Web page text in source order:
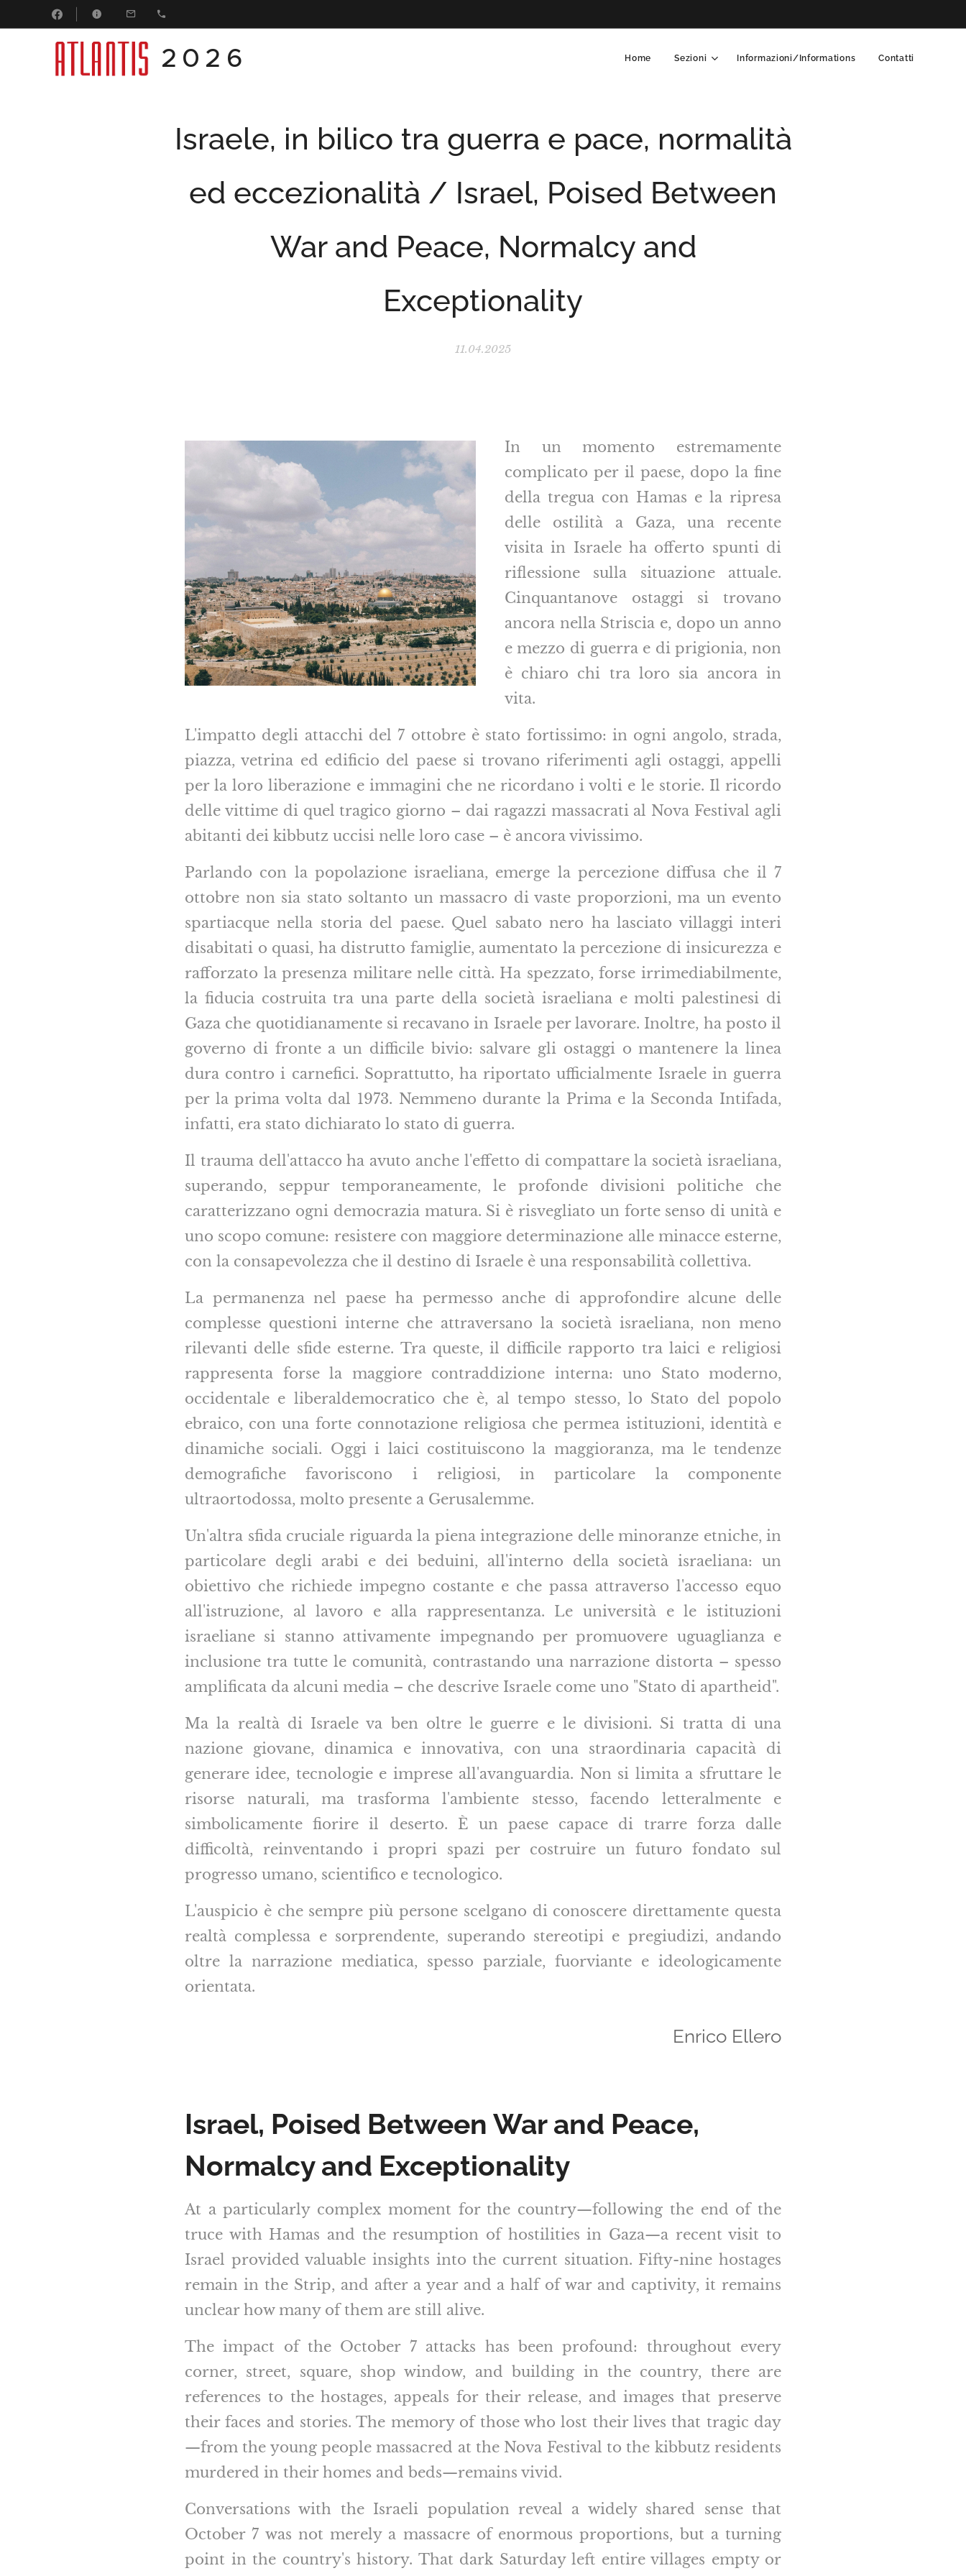
2026 Home Sezioni Informazioni/Informations Contatti
Israele, in bilico tra guerra e pace, normalità
ed eccezionalità / Israel, Poised Between
War and Peace, Normalcy and
Exceptionality
11.04.2025
In un momento estremamente
complicato per il paese, dopo la fine
della tregua con Hamas e la ripresa
delle ostilità a Gaza, una recente
visita in Israele ha offerto spunti di
riflessione sulla situazione attuale.
Cinquantanove ostaggi si trovano
ancora nella Striscia e, dopo un anno
e mezzo di guerra e di prigionia, non
è chiaro chi tra loro sia ancora in
vita.
L'impatto degli attacchi del 7 ottobre è stato fortissimo: in ogni angolo, strada,
piazza, vetrina ed edificio del paese si trovano riferimenti agli ostaggi, appelli
per la loro liberazione e immagini che ne ricordano i volti e le storie. Il ricordo
delle vittime di quel tragico giorno – dai ragazzi massacrati al Nova Festival agli
abitanti dei kibbutz uccisi nelle loro case – è ancora vivissimo.
Parlando con la popolazione israeliana, emerge la percezione diffusa che il 7
ottobre non sia stato soltanto un massacro di vaste proporzioni, ma un evento
spartiacque nella storia del paese. Quel sabato nero ha lasciato villaggi interi
disabitati o quasi, ha distrutto famiglie, aumentato la percezione di insicurezza e
rafforzato la presenza militare nelle città. Ha spezzato, forse irrimediabilmente,
la fiducia costruita tra una parte della società israeliana e molti palestinesi di
Gaza che quotidianamente si recavano in Israele per lavorare. Inoltre, ha posto il
governo di fronte a un difficile bivio: salvare gli ostaggi o mantenere la linea
dura contro i carnefici. Soprattutto, ha riportato ufficialmente Israele in guerra
per la prima volta dal 1973. Nemmeno durante la Prima e la Seconda Intifada,
infatti, era stato dichiarato lo stato di guerra.
Il trauma dell'attacco ha avuto anche l'effetto di compattare la società israeliana,
superando, seppur temporaneamente, le profonde divisioni politiche che
caratterizzano ogni democrazia matura. Si è risvegliato un forte senso di unità e
uno scopo comune: resistere con maggiore determinazione alle minacce esterne,
con la consapevolezza che il destino di Israele è una responsabilità collettiva.
La permanenza nel paese ha permesso anche di approfondire alcune delle
complesse questioni interne che attraversano la società israeliana, non meno
rilevanti delle sfide esterne. Tra queste, il difficile rapporto tra laici e religiosi
rappresenta forse la maggiore contraddizione interna: uno Stato moderno,
occidentale e liberaldemocratico che è, al tempo stesso, lo Stato del popolo
ebraico, con una forte connotazione religiosa che permea istituzioni, identità e
dinamiche sociali. Oggi i laici costituiscono la maggioranza, ma le tendenze
demografiche favoriscono i religiosi, in particolare la componente
ultraortodossa, molto presente a Gerusalemme.
Un'altra sfida cruciale riguarda la piena integrazione delle minoranze etniche, in
particolare degli arabi e dei beduini, all'interno della società israeliana: un
obiettivo che richiede impegno costante e che passa attraverso l'accesso equo
all'istruzione, al lavoro e alla rappresentanza. Le università e le istituzioni
israeliane si stanno attivamente impegnando per promuovere uguaglianza e
inclusione tra tutte le comunità, contrastando una narrazione distorta – spesso
amplificata da alcuni media – che descrive Israele come uno "Stato di apartheid".
Ma la realtà di Israele va ben oltre le guerre e le divisioni. Si tratta di una
nazione giovane, dinamica e innovativa, con una straordinaria capacità di
generare idee, tecnologie e imprese all'avanguardia. Non si limita a sfruttare le
risorse naturali, ma trasforma l'ambiente stesso, facendo letteralmente e
simbolicamente fiorire il deserto. È un paese capace di trarre forza dalle
difficoltà, reinventando i propri spazi per costruire un futuro fondato sul
progresso umano, scientifico e tecnologico.
L'auspicio è che sempre più persone scelgano di conoscere direttamente questa
realtà complessa e sorprendente, superando stereotipi e pregiudizi, andando
oltre la narrazione mediatica, spesso parziale, fuorviante e ideologicamente
orientata.
Enrico Ellero
Israel, Poised Between War and Peace,
Normalcy and Exceptionality
At a particularly complex moment for the country—following the end of the
truce with Hamas and the resumption of hostilities in Gaza—a recent visit to
Israel provided valuable insights into the current situation. Fifty-nine hostages
remain in the Strip, and after a year and a half of war and captivity, it remains
unclear how many of them are still alive.
The impact of the October 7 attacks has been profound: throughout every
corner, street, square, shop window, and building in the country, there are
references to the hostages, appeals for their release, and images that preserve
their faces and stories. The memory of those who lost their lives that tragic day
—from the young people massacred at the Nova Festival to the kibbutz residents
murdered in their homes and beds—remains vivid.
Conversations with the Israeli population reveal a widely shared sense that
October 7 was not merely a massacre of enormous proportions, but a turning
point in the country's history. That dark Saturday left entire villages empty or